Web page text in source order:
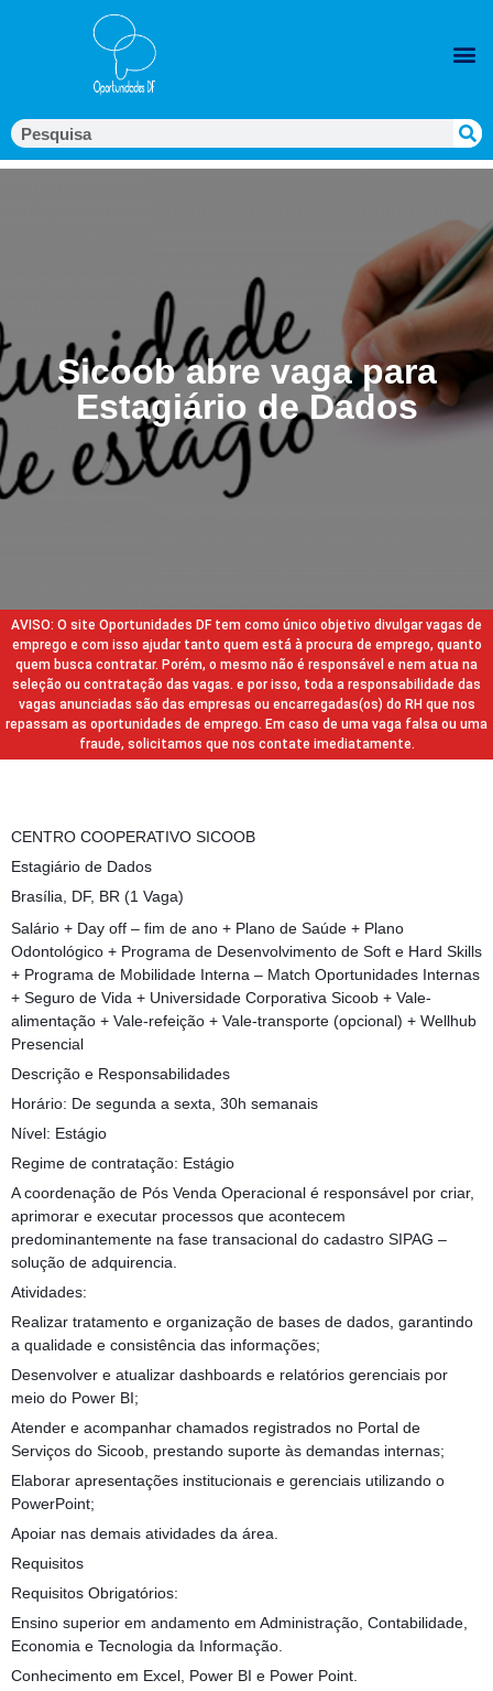
Sicoob abre vaga para
Estagiário de Dados
AVISO: O site Oportunidades DF tem como único objetivo divulgar vagas de
emprego e com isso ajudar tanto quem está à procura de emprego, quanto
quem busca contratar. Porém, o mesmo não é responsável e nem atua na
seleção ou contratação das vagas. e por isso, toda a responsabilidade das
vagas anunciadas são das empresas ou encarregadas(os) do RH que nos
repassam as oportunidades de emprego. Em caso de uma vaga falsa ou uma
fraude, solicitamos que nos contate imediatamente.
CENTRO COOPERATIVO SICOOB
Estagiário de Dados
Brasília, DF, BR (1 Vaga)
Salário + Day off – fim de ano + Plano de Saúde + Plano
Odontológico + Programa de Desenvolvimento de Soft e Hard Skills
+ Programa de Mobilidade Interna – Match Oportunidades Internas
+ Seguro de Vida + Universidade Corporativa Sicoob + Vale-
alimentação + Vale-refeição + Vale-transporte (opcional) + Wellhub
Presencial
Descrição e Responsabilidades
Horário: De segunda a sexta, 30h semanais
Nível: Estágio
Regime de contratação: Estágio
A coordenação de Pós Venda Operacional é responsável por criar,
aprimorar e executar processos que acontecem
predominantemente na fase transacional do cadastro SIPAG –
solução de adquirencia.
Atividades:
Realizar tratamento e organização de bases de dados, garantindo
a qualidade e consistência das informações;
Desenvolver e atualizar dashboards e relatórios gerenciais por
meio do Power BI;
Atender e acompanhar chamados registrados no Portal de
Serviços do Sicoob, prestando suporte às demandas internas;
Elaborar apresentações institucionais e gerenciais utilizando o
PowerPoint;
Apoiar nas demais atividades da área.
Requisitos
Requisitos Obrigatórios:
Ensino superior em andamento em Administração, Contabilidade,
Economia e Tecnologia da Informação.
Conhecimento em Excel, Power BI e Power Point.